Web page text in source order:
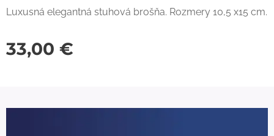
Luxusná elegantná stuhová brošňa. Rozmery 10,5 x15 cm.
33,00 €